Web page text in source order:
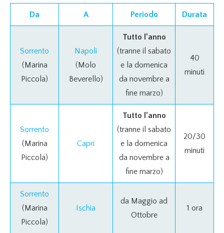
Da A Periodo Durata
Sorrento
(Marina
Piccola)
Napoli
(Molo
Beverello)
Tutto l’anno
(tranne il sabato
e la domenica
da novembre a
fine marzo)
40
minuti
Sorrento
(Marina
Piccola)
Capri
Tutto l’anno
(tranne il sabato
e la domenica
da novembre a
fine marzo)
20/30
minuti
Sorrento
(Marina
Piccola)
Ischia
da Maggio ad
Ottobre
1 ora